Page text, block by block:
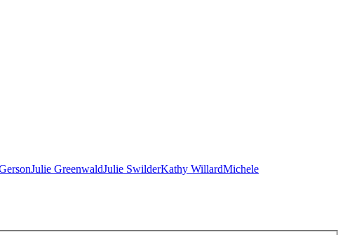
Julie GreenwaldJulie SwilderKathy WillardMichele